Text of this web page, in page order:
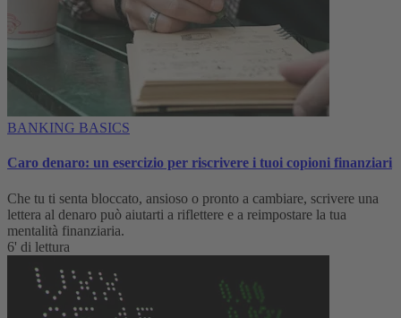
BANKING BASICS
Caro denaro: un esercizio per riscrivere i tuoi copioni finanziari
Che tu ti senta bloccato, ansioso o pronto a cambiare, scrivere una
lettera al denaro può aiutarti a riflettere e a reimpostare la tua
mentalità finanziaria.
6' di lettura